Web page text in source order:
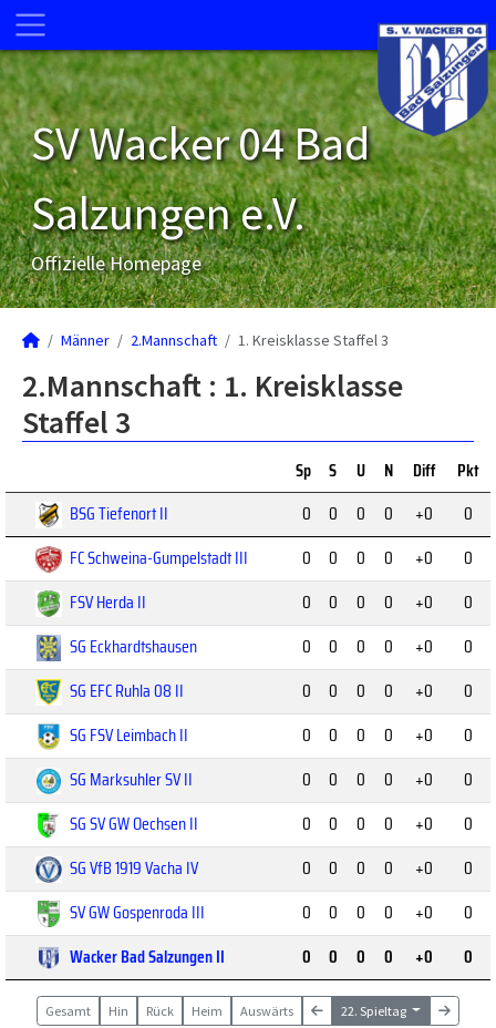
SV Wacker 04 Bad
Salzungen e.V.
Offizielle Homepage
Männer 2.Mannschaft 1. Kreisklasse Staffel 3
2.Mannschaft : 1. Kreisklasse
Staffel 3
Sp S U N Diff
Pkt
BSG Tiefenort II
0 0 0 0 +0
0
FC Schweina-Gumpelstadt III
0 0 0 0 +0
0
FSV Herda II
0 0 0 0 +0
0
SG Eckhardtshausen
0 0 0 0 +0
0
SG EFC Ruhla 08 II
0 0 0 0 +0
0
SG FSV Leimbach II
0 0 0 0 +0
0
SG Marksuhler SV II
0 0 0 0 +0
0
SG SV GW Oechsen II
0 0 0 0 +0
0
SG VfB 1919 Vacha IV
0 0 0 0 +0
0
SV GW Gospenroda III
0 0 0 0 +0
0
Wacker Bad Salzungen II
0 0 0 0 +0 0
Gesamt Hin Rück Heim Auswärts 22. Spieltag